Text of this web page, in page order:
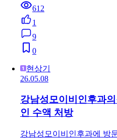
612
1
9
0
현상기
26.05.08
강남성모이비인후과
인 수액 처방
강남성모이비인후과에 방